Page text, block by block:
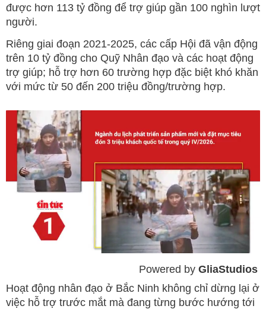
được hơn 113 tỷ đồng để trợ giúp gần 100 nghìn lượt
người.
Riêng giai đoạn 2021-2025, các cấp Hội đã vận động
trên 10 tỷ đồng cho Quỹ Nhân đạo và các hoạt động
trợ giúp; hỗ trợ hơn 60 trường hợp đặc biệt khó khăn
với mức từ 50 đến 200 triệu đồng/trường hợp.
Powered by GliaStudios
Hoạt động nhân đạo ở Bắc Ninh không chỉ dừng lại ở
việc hỗ trợ trước mắt mà đang từng bước hướng tới